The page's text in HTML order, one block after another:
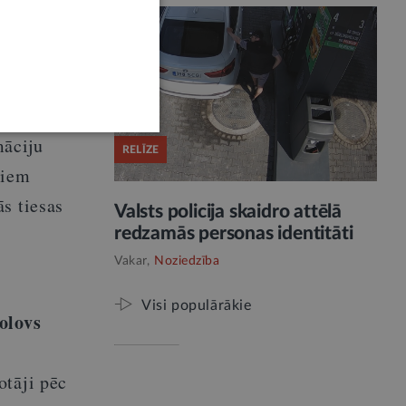
tiesas
pēc
RELĪZE
Valsts policija skaidro attēlā
redzamās personas identitāti
Vakar, Noziedzība
Visi populārākie